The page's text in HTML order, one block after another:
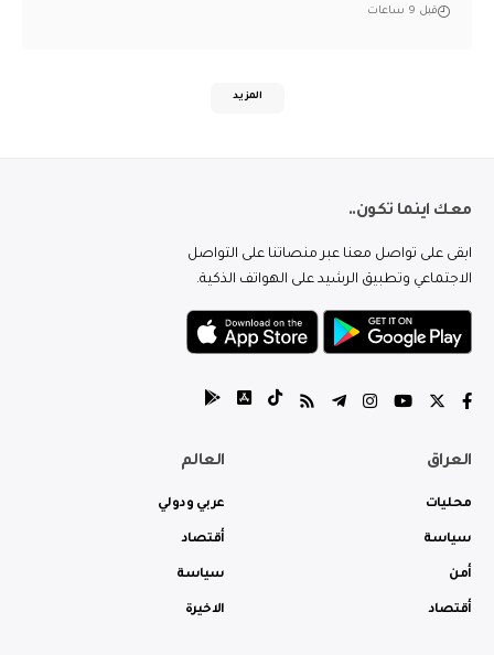
قبل 9 ساعات
المزيد
معك اينما تكون..
ابقى على تواصل معنا عبر منصاتنا على التواصل
الاجتماعي وتطبيق الرشيد على الهواتف الذكية.
العراق
محليات
سياسة
أمن
أقتصاد
العالم
عربي ودولي
أقتصاد
سياسة
الاخيرة